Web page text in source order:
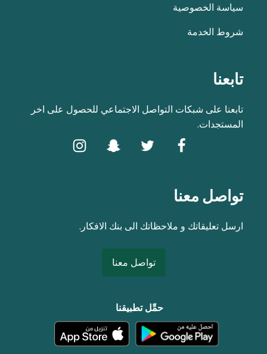
سياسة الخصوصية
شروط الخدمة
تابعنا
تابعنا على شبكات التواصل الاجتماعي للحصول على اخر
المستجدات.
تواصل معنا
ارسل تعليقاتك و ملاحظاتك الى بنك الافكار.
تواصل معنا
حمِّل تطبيقنا